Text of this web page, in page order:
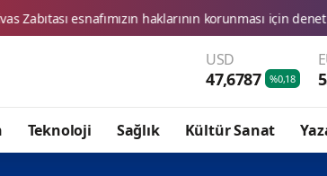
korunması için denetimlerimizi aralıksız
USD
47,6787 %0,18
Teknoloji Sağlık Kültür Sanat